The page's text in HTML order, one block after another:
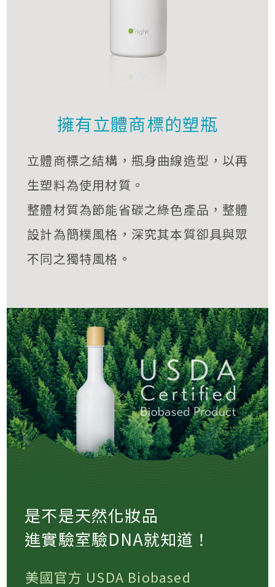
擁有立體商標的塑瓶
立體商標之結構，瓶身曲線造型，以再
生塑料為使用材質。
整體材質為節能省碳之綠色產品，整體
設計為簡樸風格，深究其本質卻具與眾
不同之獨特風格。
是不是天然化妝品
進實驗室驗DNA就知道！
美國官方 USDA Biobased